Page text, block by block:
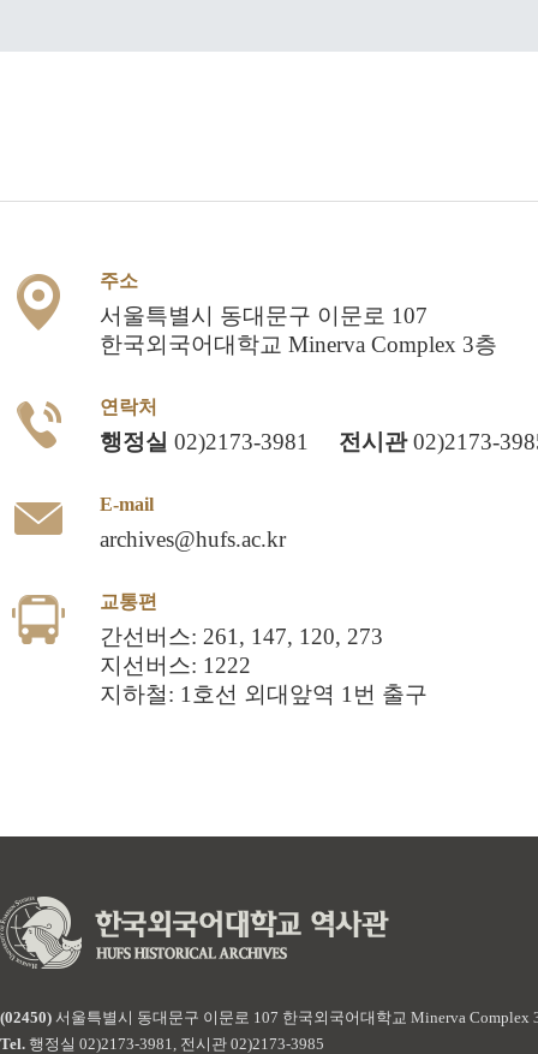
주소
서울특별시 동대문구 이문로 107
한국외국어대학교 Minerva Complex 3층
연락처
행정실 02)2173-3981 전시관02)2173-
E-mail
archives@hufs.ac.kr
교통편
간선버스: 261, 147, 120, 273
지선버스: 1222
지하철: 1호선 외대앞역 1번 출구
(02450) 서울특별시 동대문구 이문로 107 한국외국어대학교 Minerva Complex
Tel. 행정실 02)2173-3981, 전시관 02)2173-3985